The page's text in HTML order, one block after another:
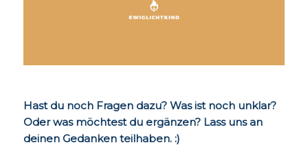
Hast du noch Fragen dazu? Was ist noch unklar?
Oder was möchtest du ergänzen? Lass uns an
deinen Gedanken teilhaben. :)